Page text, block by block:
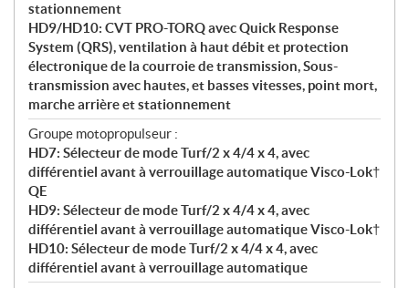
stationnement
HD9/HD10: CVT PRO-TORQ avec Quick Response
System (QRS), ventilation à haut débit et protection
électronique de la courroie de transmission, Sous-
transmission avec hautes, et basses vitesses, point mort,
marche arrière et stationnement
Groupe motopropulseur :
HD7: Sélecteur de mode Turf/2 x 4/4 x 4, avec
différentiel avant à verrouillage automatique Visco-Lok†
QE
HD9: Sélecteur de mode Turf/2 x 4/4 x 4, avec
différentiel avant à verrouillage automatique Visco-Lok†
HD10: Sélecteur de mode Turf/2 x 4/4 x 4, avec
différentiel avant à verrouillage automatique